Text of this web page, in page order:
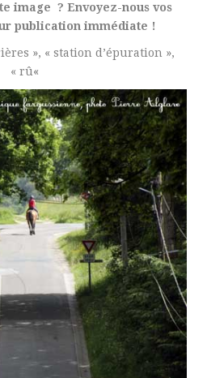
image ? Envoyez-nous vos
publication immédiate !
», « station d’épuration »,
« rû«